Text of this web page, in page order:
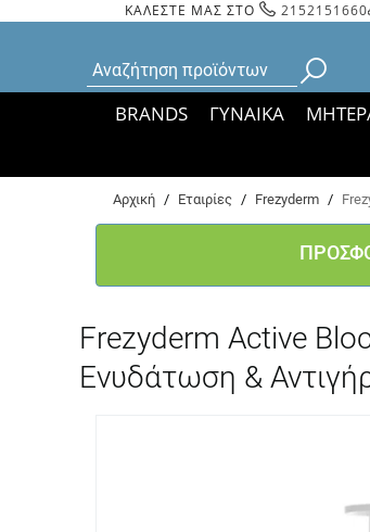
ΚΑΛΕΣΤΕ ΜΑΣ ΣΤΟ 2152151660
BRANDS ΓΥΝΑΙΚΑ
Αρχική / Εταιρίες / Frezyderm /
Frezyderm Active
Ενυδάτωση &